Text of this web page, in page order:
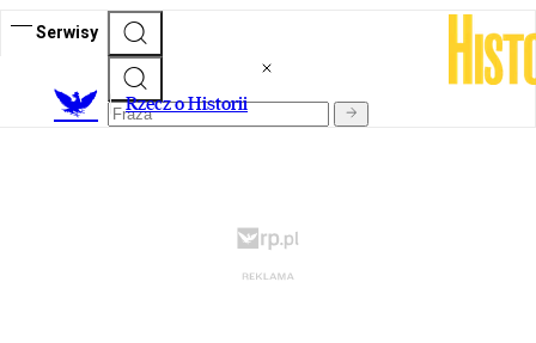
Serwisy
Rzecz o Historii